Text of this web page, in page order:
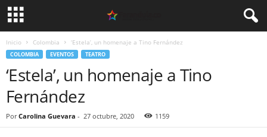
Inicio Colombia ‘Estela’, un homenaje a Tino Fernández
COLOMBIA EVENTOS TEATRO
‘Estela’, un homenaje a Tino
Fernández
Por Carolina Guevara - 27 octubre, 2020 1159